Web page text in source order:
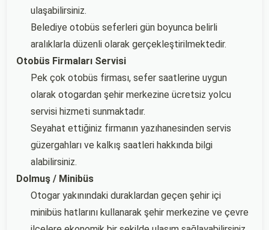
ulaşabilirsiniz.
Belediye otobüs seferleri gün boyunca belirli
aralıklarla düzenli olarak gerçekleştirilmektedir.
Otobüs Firmaları Servisi
Pek çok otobüs firması, sefer saatlerine uygun
olarak otogardan şehir merkezine ücretsiz yolcu
servisi hizmeti sunmaktadır.
Seyahat ettiğiniz firmanın yazıhanesinden servis
güzergahları ve kalkış saatleri hakkında bilgi
alabilirsiniz.
Dolmuş / Minibüs
Otogar yakınındaki duraklardan geçen şehir içi
minibüs hatlarını kullanarak şehir merkezine ve çevre